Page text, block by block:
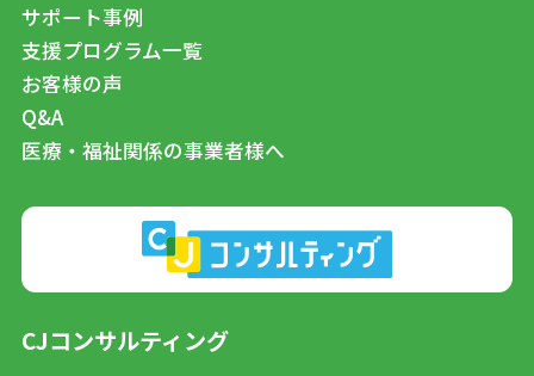
サポート事例
支援プログラム一覧
お客様の声
Q&A
医療・福祉関係の事業者様へ
CJコンサルティング